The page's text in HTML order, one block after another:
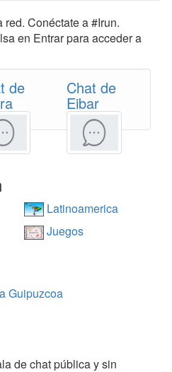
Conéctate a #Irun.
en Entrar para acceder a
de Chat de
Eibar
Latinoamerica
Juegos
Guipuzcoa
de chat pública y sin